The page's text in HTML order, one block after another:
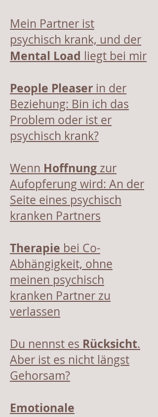
Mein Partner ist
psychisch krank, und der
Mental Load liegt bei mir
People Pleaser in der
Beziehung: Bin ich das
Problem oder ist er
psychisch krank?
Wenn Hoffnung zur
Aufopferung wird: An der
Seite eines psychisch
kranken Partners
Therapie bei Co-
Abhängigkeit, ohne
meinen psychisch
kranken Partner zu
verlassen
Du nennst es Rücksicht.
Aber ist es nicht längst
Gehorsam?
Emotionale